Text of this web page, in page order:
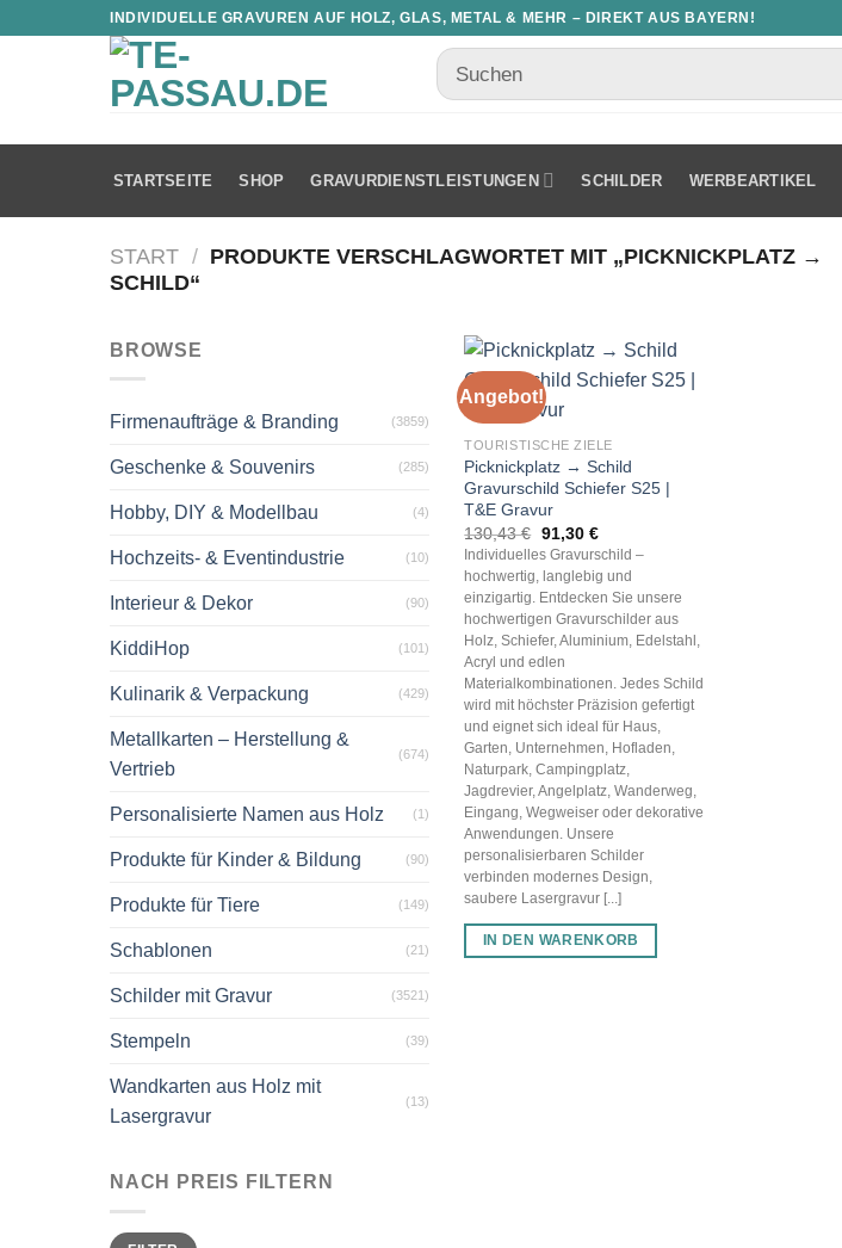
INDIVIDUELLE GRAVUREN AUF HOLZ, GLAS, METAL & MEHR – DIREKT AUS BAYERN!
STARTSEITE SHOP GRAVURDIENSTLEISTUNGEN SCHILDER WERBEARTIKEL
START / PRODUKTE VERSCHLAGWORTET MIT „PICKNICKPLATZ →
SCHILD“
BROWSE
Firmenaufträge & Branding (3859)
Geschenke & Souvenirs (285)
Hobby, DIY & Modellbau (4)
Hochzeits- & Eventindustrie (10)
Interieur & Dekor (90)
KiddiHop (101)
Kulinarik & Verpackung (429)
Metallkarten – Herstellung &
Vertrieb
(674)
Personalisierte Namen aus Holz (1)
Produkte für Kinder & Bildung (90)
Produkte für Tiere (149)
Schablonen (21)
Schilder mit Gravur (3521)
Stempeln (39)
Wandkarten aus Holz mit
Lasergravur
(13)
NACH PREIS FILTERN
Min.
Max.
Angebot!
TOURISTISCHE ZIELE
Picknickplatz → Schild
Gravurschild Schiefer S25 |
T&E Gravur
130,43€ Ursprünglicher
Preis
war:
130,43 €
91,30 €Aktueller
Preis
ist:
91,30 €.
Individuelles Gravurschild –
hochwertig, langlebig und
einzigartig. Entdecken Sie unsere
hochwertigen Gravurschilder aus
Holz, Schiefer, Aluminium, Edelstahl,
Acryl und edlen
Materialkombinationen. Jedes Schild
wird mit höchster Präzision gefertigt
und eignet sich ideal für Haus,
Garten, Unternehmen, Hofladen,
Naturpark, Campingplatz,
Jagdrevier, Angelplatz, Wanderweg,
Eingang, Wegweiser oder dekorative
Anwendungen. Unsere
personalisierbaren Schilder
verbinden modernes Design,
saubere Lasergravur [...]
IN DEN WARENKORB